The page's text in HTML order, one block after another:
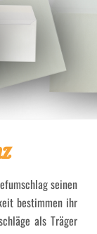
seinen
bestimmen ihr
als Träger